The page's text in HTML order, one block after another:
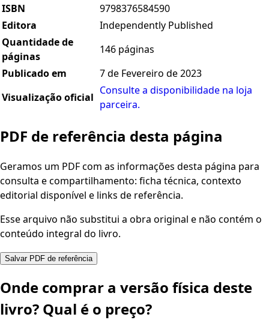
ISBN
9798376584590
Editora
Independently Published
Quantidade de
páginas
146 páginas
Publicado em
7 de Fevereiro de 2023
Visualização oficial
Consulte a disponibilidade na loja
parceira.
PDF de referência desta página
Geramos um PDF com as informações desta página para
consulta e compartilhamento: ficha técnica, contexto
editorial disponível e links de referência.
Esse arquivo não substitui a obra original e não contém o
conteúdo integral do livro.
Salvar PDF de referência
Onde comprar a versão física deste
livro? Qual é o preço?